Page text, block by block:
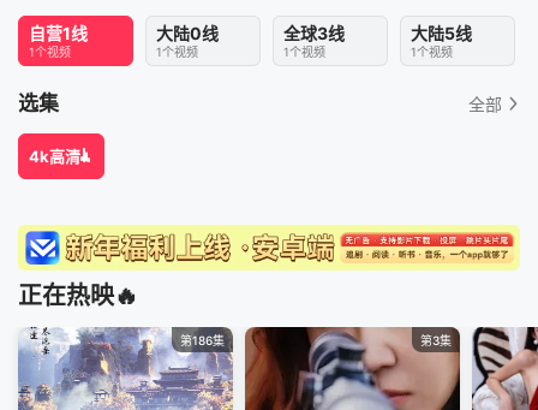
自营1线
1个视频
大陆0线
1个视频
全球3线
1个视频
大陆5线
1个视频
选集 全部
4k高清
正在热映🔥
第186集 第3集